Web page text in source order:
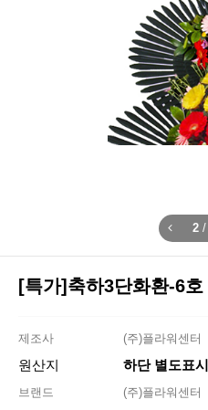
2 /
[특가]축하3단화환-6호
제조사 (주)플라워센터
원산지 하단 별도표시
브랜드 (주)플라워센터